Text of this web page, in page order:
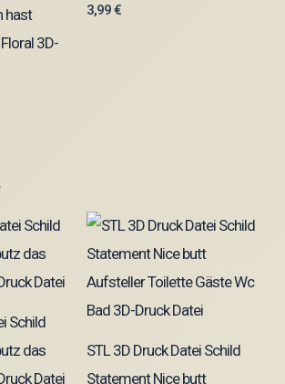
hast
3D-
3,99€
Schild
das
Datei
STL 3D Druck Datei Schild
Statement Nice butt